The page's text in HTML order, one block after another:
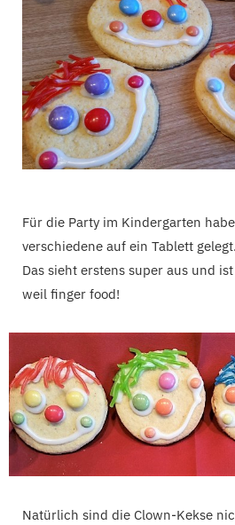
Für die Party im Kindergarten
verschiedene auf ein Tablett gelegt.
Das sieht erstens super aus und
weil finger food!
Natürlich sind die Clown-Kekse